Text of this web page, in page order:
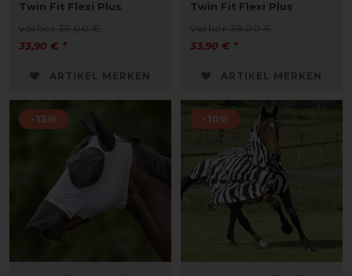
Twin Fit Flexi Plus
vorher 39,00 €
33,90 € *
ARTIKEL MERKEN
Twin Fit Flexi Plus
vorher 39,00 €
33,90 € *
ARTIKEL MERKEN
-13% -10%